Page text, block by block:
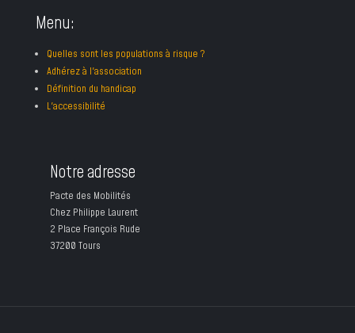
Menu:
Quelles sont les populations à risque ?
Adhérez à l'association
Définition du handicap
L'accessibilité
Notre adresse
Pacte des Mobilités
Chez Philippe Laurent
2 Place François Rude
37200 Tours